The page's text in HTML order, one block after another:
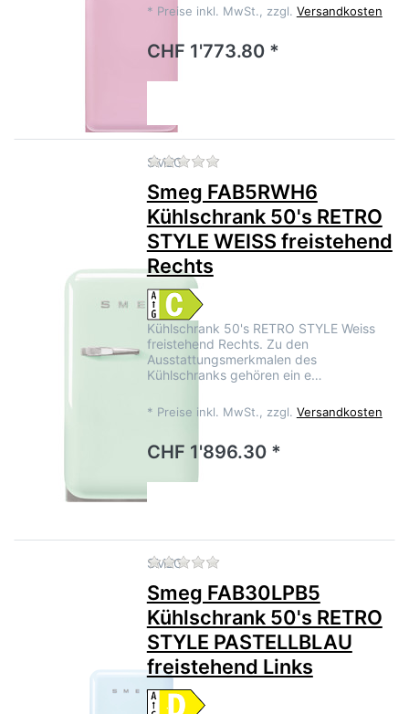
* Preise inkl. MwSt., zzgl. Versandkosten
CHF 1'773.80 *
SMEG Zu diesem Produkt liegen
Smeg FAB5RWH6
Kühlschrank 50's RETRO
STYLE WEISS freistehend
Rechts
Kühlschrank 50's RETRO STYLE Weiss
freistehend Rechts. Zu den
Ausstattungsmerkmalen des
Kühlschranks gehören ein e…
* Preise inkl. MwSt., zzgl. Versandkosten
CHF 1'896.30 *
SMEG Zu diesem Produkt liegen
Smeg FAB30LPB5
Kühlschrank 50's RETRO
STYLE PASTELLBLAU
freistehend Links